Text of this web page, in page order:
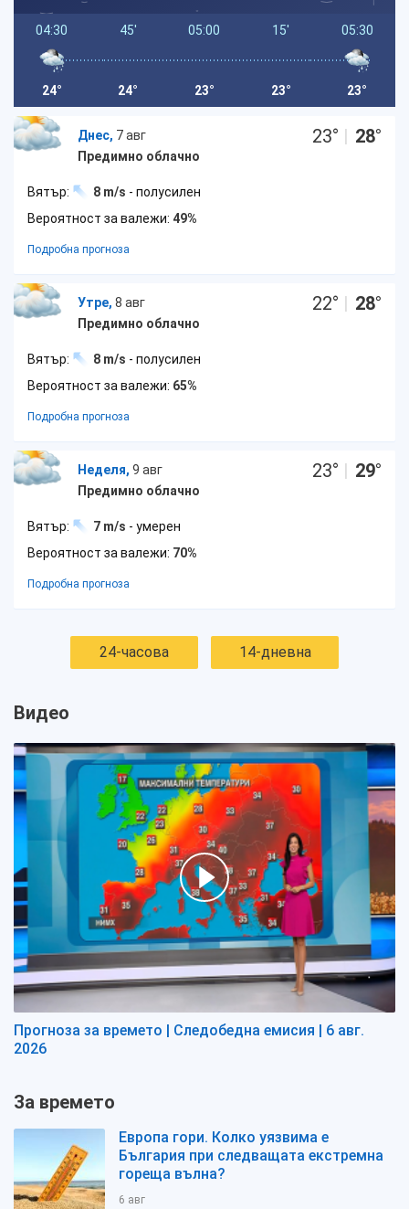
04:30
24°
45'
24°
05:00
23°
15'
23°
05:30
23°
Днес, 7 авг
Предимно облачно
23° | 28°
Вятър: 8 m/s - полусилен
Вероятност за валежи: 49%
Подробна прогноза
Утре, 8 авг
Предимно облачно
22° | 28°
Вятър: 8 m/s - полусилен
Вероятност за валежи: 65%
Подробна прогноза
Неделя, 9 авг
Предимно облачно
23° | 29°
Вятър: 7 m/s - умерен
Вероятност за валежи: 70%
Подробна прогноза
24-часова 14-дневна
Видео
Прогноза за времето | Следобедна емисия | 6 авг.
2026
За времето
Европа гори. Колко уязвима е
България при следващата екстремна
гореща вълна?
6 авг